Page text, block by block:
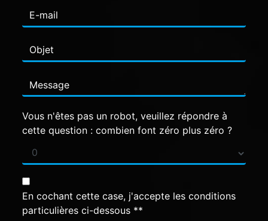
Vous n'êtes pas un robot, veuillez répondre à
cette question : combien font zéro plus zéro ?
En cochant cette case, j'accepte les conditions
particulières ci-dessous **